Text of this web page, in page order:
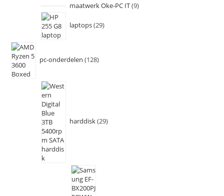
maatwerk Oke-PC IT 9
laptops 29
pc-onderdelen 128
harddisk 29